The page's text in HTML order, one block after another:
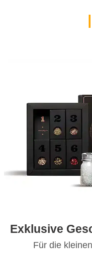
Exklusive
Für die